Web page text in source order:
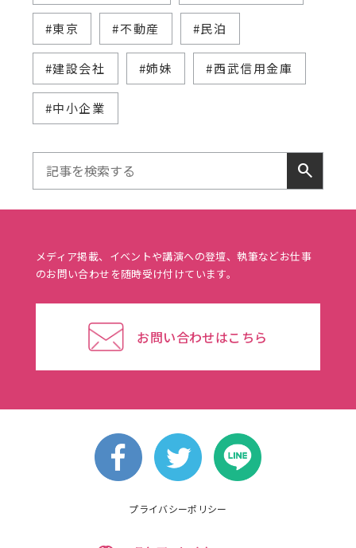
#東京 #不動産 #民泊
#建設会社 #姉妹 #西武信用金庫
#中小企業
search
メディア掲載、イベントや講演への登壇、執筆などお仕事
のお問い合わせを随時受け付けています。
お問い合わせはこちら
プライバシーポリシー